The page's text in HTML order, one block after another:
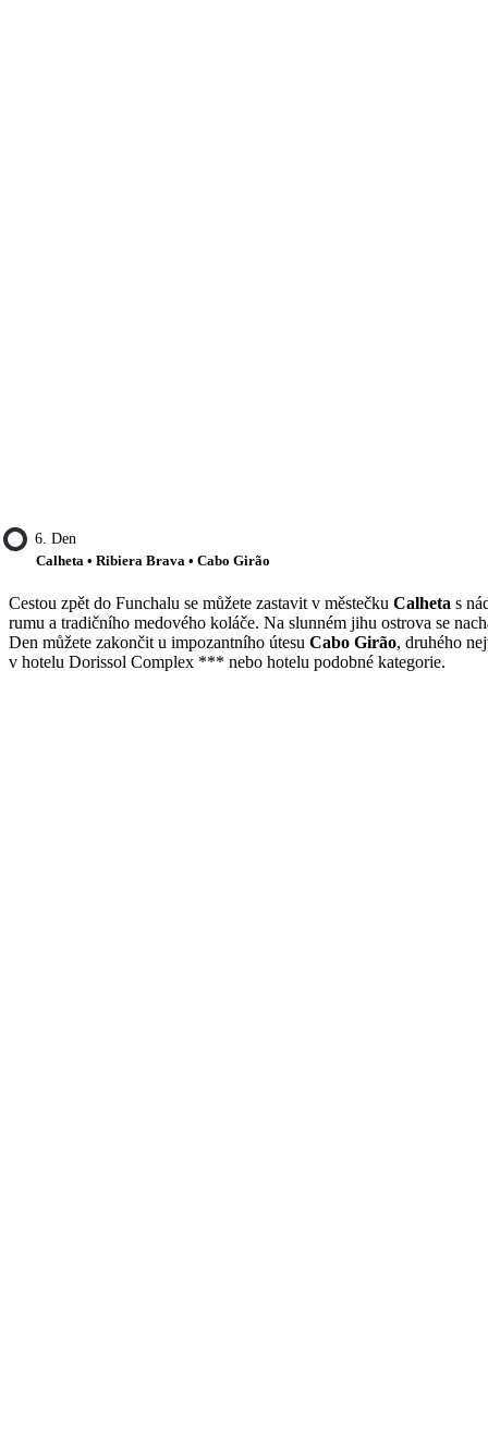
6. Den
Calheta • Ribiera Brava • Cabo Girão
Cestou zpět do Funchalu se můžete zastavit v městečku Calheta s
rumu a tradičního medového koláče. Na slunném jihu ostrova se
Den můžete zakončit u impozantního útesu Cabo Girão, druhého
v hotelu Dorissol Complex *** nebo hotelu podobné kategorie.